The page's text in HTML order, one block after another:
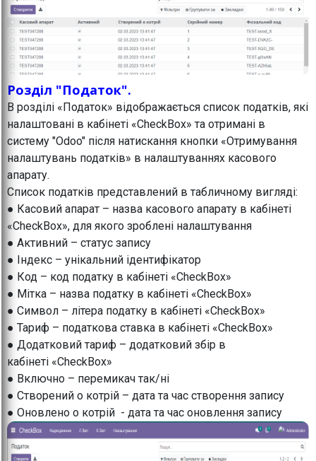
Розділ "Податок".
В розділі «Податок» відображається список податків, які
налаштовані в кабінеті «CheckBox» та отримані в
систему "Odoo" після натискання кнопки «Отримування
налаштувань податків» в налаштуваннях касового
апарату.
Список податків представлений в табличному вигляді:
● Касовий апарат – назва касового апарату в кабінеті
«CheckBox», для якого зроблені налаштування
● Активний – статус запису
● Індекс – унікальний ідентифікатор
● Код – код податку в кабінеті «CheckBox»
● Мітка – назва податку в кабінеті «CheckBox»
● Символ – літера податку в кабінеті «CheckBox»
● Тариф – податкова ставка в кабінеті «CheckBox»
● Додатковий тариф – додатковий збір в
кабінеті «CheckBox»
● Включно – перемикач так/ні
● Створений о котрій – дата та час створення запису
● Оновлено о котрій - дата та час оновлення запису